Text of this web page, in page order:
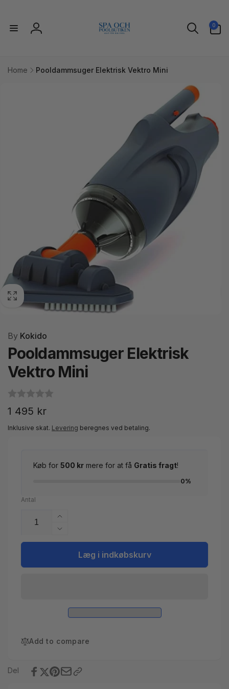
Log
0
varer
Home
Pooldammsuger Elektrisk Vektro Mini
By Kokido
Pooldammsuger Elektrisk
Vektro Mini
Normalpris
1 495 kr
Inklusive skat. Levering beregnes ved betaling.
Køb for 500 kr mere for at få Gratis fragt!
0%
Antal
Øg
antallet
for
Pooldammsuger
Reducer
antallet
Pooldammsuger
Læg i indkøbskurv
Add to compare
Del